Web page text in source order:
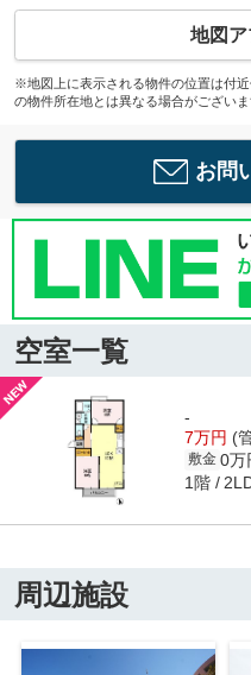
地図ア
※地図上に表示される物件の位置は付
の物件所在地とは異なる場合がございま
お問
空室一覧
-
7万円 (
敷金 0万
1階
周辺施設